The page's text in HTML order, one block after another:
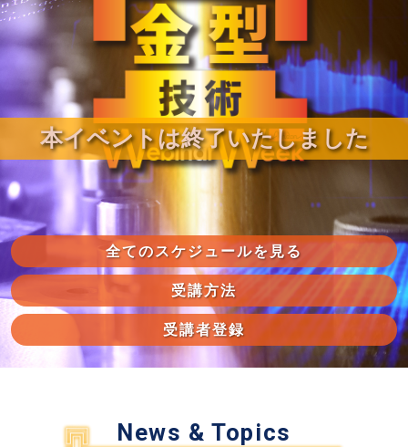
本イベントは終了いたしました
全てのスケジュールを見る
受講方法
受講者登録
News & Topics